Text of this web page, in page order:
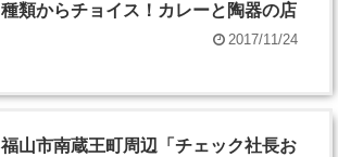
種類からチョイス！カレーと陶器の店
2017/11/24
福山市南蔵王町周辺「チェック社長お